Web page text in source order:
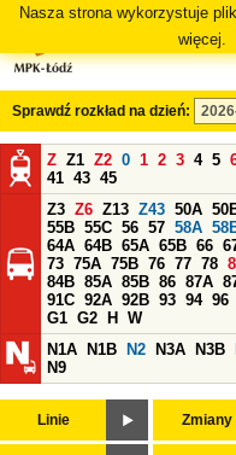
Nasza strona wykorzystuje
więcej.
Sprawdź rozkład na dzień:
Z Z1 Z2 0 1 2 3 4 5
41 43 45
Z3 Z6 Z13 Z43 50A
55B 55C 56 57 58A
64A 64B 65A 65B 66
73 75A 75B 76 77 78
84B 85A 85B 86 87A
91C 92A 92B 93 94 96
G1 G2 H
W
N1A
N1B N2 N3A N3B
N9
Linie Zmiany